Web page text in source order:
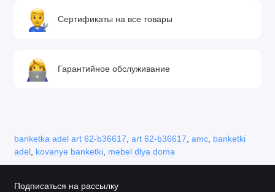
Сертификаты на все товары
Гарантийное обслуживание
banketka adel art 62-b36617, art 62-b36617, amc, banketki
adel, kovanye banketki, mebel dlya doma
Подписаться на рассылку